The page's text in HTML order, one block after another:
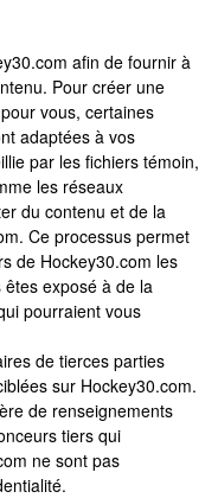
afin de fournir à
Pour créer une
vous, certaines
adaptées à vos
par les fichiers témoin,
les réseaux
du contenu et de la
Ce processus permet
de Hockey30.com les
exposé à de la
pourraient vous
de tierces parties
sur Hockey30.com.
de renseignements
tiers qui
ne sont pas